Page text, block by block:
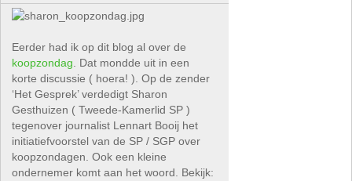
Eerder had ik op dit blog al over de
koopzondag . Dat mondde uit in een
korte discussie ( hoera! ). Op de zender
‘Het Gesprek’ verdedigt Sharon
Gesthuizen ( Tweede-Kamerlid SP )
tegenover journalist Lennart Booij het
initiatiefvoorstel van de SP / SGP over
koopzondagen. Ook een kleine
ondernemer komt aan het woord. Bekijk: